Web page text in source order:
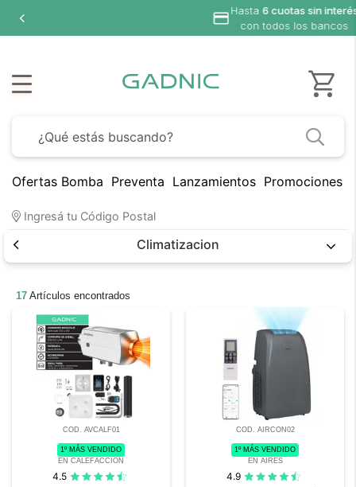
Ofertas Bomba Preventa Lanzamientos Promociones
Ingresá tu Código Postal
Climatizacion
17 Artículos encontrados
COD. AVCALF01
1º MÁS VENDIDO
EN CALEFACCION
4.5
COD. AIRCON02
1º MÁS VENDIDO
EN AIRES
4.9